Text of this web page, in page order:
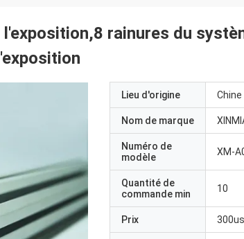
rainures du
Lieu d'origine Chine
Nom de marque
Numéro de
modèle
XM-
Quantité de
commande min
10
Prix